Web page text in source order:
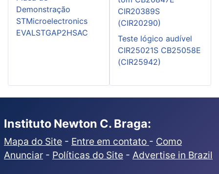
Demonstração
STMicroelectronics
EVALSTGAP2HSAC
CIR20389S
(CIR20290)
Teste lógico audível
CIR25021S CB25058E
(CIR25942)
Instituto Newton C. Braga:
Mapa do Site - Entre em contato - Como
Anunciar - Políticas do Site - Advertise in Brazil